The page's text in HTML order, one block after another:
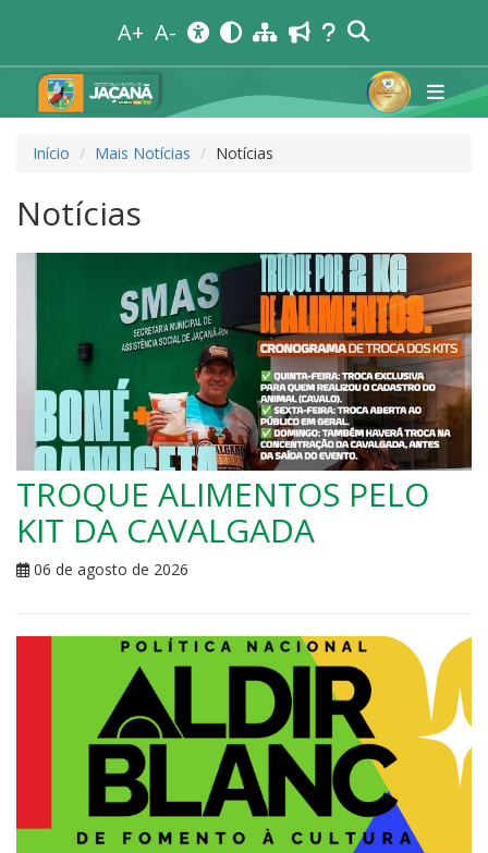
A+ A-
Início Mais Notícias Notícias
Notícias
TROQUE ALIMENTOS PELO
KIT DA CAVALGADA
06 de agosto de 2026